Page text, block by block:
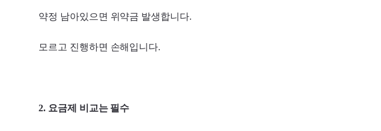
약정 남아있으면 위약금 발생합니다.
모르고 진행하면 손해입니다.
2. 요금제 비교는 필수